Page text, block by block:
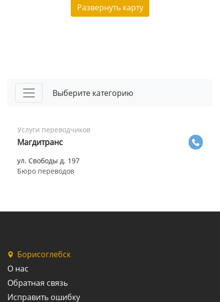
Развернуть карту
Выберите категорию
Услуги переводчиков
Магдитранс
ул. Свободы д. 197
Бюро переводов
Борисоглебск
О нас
Обратная связь
Исправить ошибку